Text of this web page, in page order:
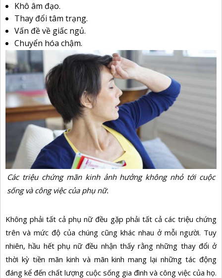
Khô âm đạo.
Thay đổi tâm trạng.
Vấn đề về giấc ngủ.
Chuyển hóa chậm.
Các triệu chứng mãn kinh ảnh hưởng không nhỏ tới cuộc
sống và công việc của phụ nữ.
Không phải tất cả phụ nữ đều gặp phải tất cả các triệu chứng
trên và mức độ của chúng cũng khác nhau ở mỗi người. Tuy
nhiên, hầu hết phụ nữ đều nhận thấy rằng những thay đổi ở
thời kỳ tiền mãn kinh và mãn kinh mang lại những tác động
đáng kể đến chất lượng cuộc sống gia đình và công việc của họ.